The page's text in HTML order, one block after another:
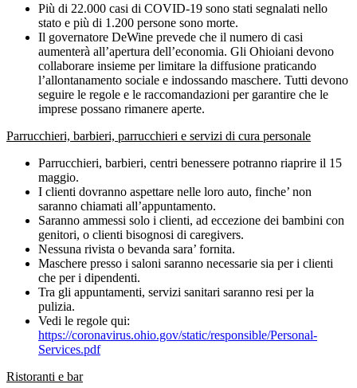
Più di 22.000 casi di COVID-19 sono stati segnalati nello
stato e più di 1.200 persone sono morte.
Il governatore DeWine prevede che il numero di casi
aumenterà all’apertura dell’economia. Gli Ohioiani devono
collaborare insieme per limitare la diffusione praticando
l’allontanamento sociale e indossando maschere. Tutti devono
seguire le regole e le raccomandazioni per garantire che le
imprese possano rimanere aperte.
Parrucchieri, barbieri, parrucchieri e servizi di cura personale
Parrucchieri, barbieri, centri benessere potranno riaprire il 15
maggio.
I clienti dovranno aspettare nelle loro auto, finche’ non
saranno chiamati all’appuntamento.
Saranno ammessi solo i clienti, ad eccezione dei bambini con
genitori, o clienti bisognosi di caregivers.
Nessuna rivista o bevanda sara’ fornita.
Maschere presso i saloni saranno necessarie sia per i clienti
che per i dipendenti.
Tra gli appuntamenti, servizi sanitari saranno resi per la
pulizia.
Vedi le regole qui:
https://coronavirus.ohio.gov/static/responsible/Personal-
Services.pdf
Ristoranti e bar